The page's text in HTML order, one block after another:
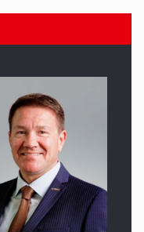
TECHNOLOGY FOR